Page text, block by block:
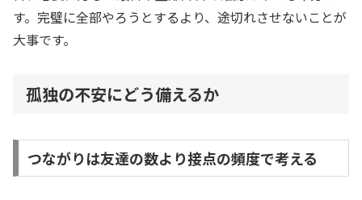
す。完璧に全部やろうとするより、途切れさせないことが
大事です。
孤独の不安にどう備えるか
つながりは友達の数より接点の頻度で考える